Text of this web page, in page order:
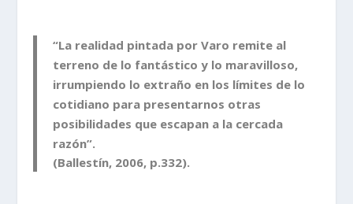
“La realidad pintada por Varo remite al
terreno de lo fantástico y lo maravilloso,
irrumpiendo lo extraño en los límites de lo
cotidiano para presentarnos otras
posibilidades que escapan a la cercada
razón”.
(Ballestín, 2006, p.332).